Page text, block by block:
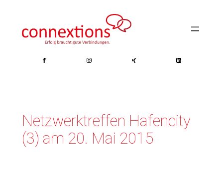
springen
Netzwerktreffen Hafencity
(3) am 20. Mai 2015